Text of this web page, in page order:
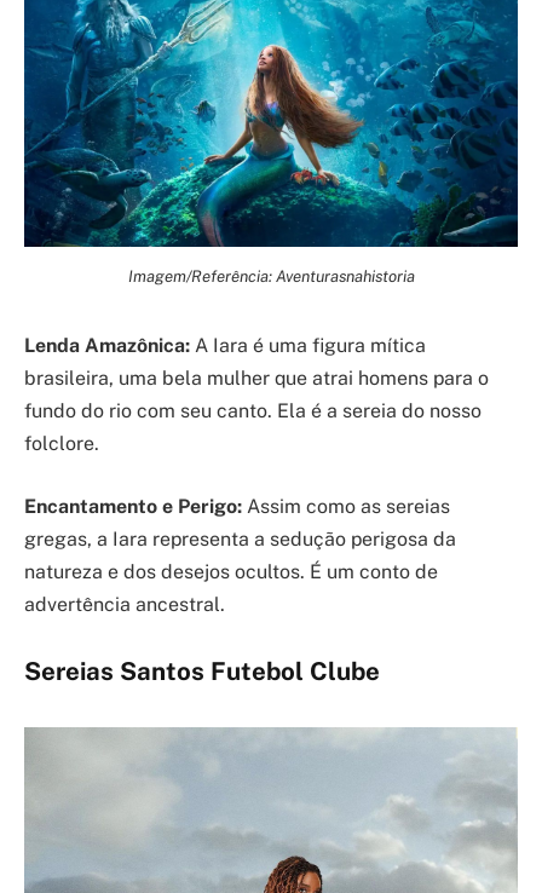
Imagem/Referência: Aventurasnahistoria
Lenda Amazônica: A Iara é uma figura mítica
brasileira, uma bela mulher que atrai homens para o
fundo do rio com seu canto. Ela é a sereia do nosso
folclore.
Encantamento e Perigo: Assim como as sereias
gregas, a Iara representa a sedução perigosa da
natureza e dos desejos ocultos. É um conto de
advertência ancestral.
Sereias Santos Futebol Clube